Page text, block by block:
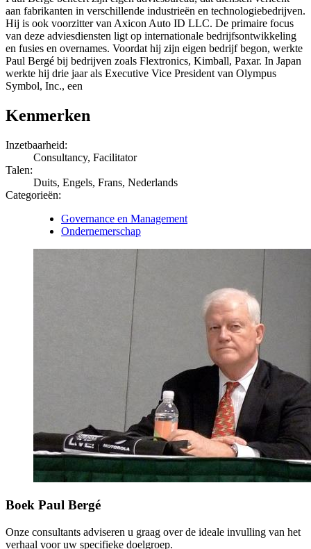
aan fabrikanten in verschillende industrieën en technologiebedrijven.
Hij is ook voorzitter van Axicon Auto ID LLC. De primaire focus
van deze adviesdiensten ligt op internationale bedrijfsontwikkeling
en fusies en overnames. Voordat hij zijn eigen bedrijf begon, werkte
Paul Bergé bij bedrijven zoals Flextronics, Kimball, Paxar. In Japan
werkte hij drie jaar als Executive Vice President van Olympus
Symbol, Inc., een
Kenmerken
Inzetbaarheid:
Consultancy, Facilitator
Talen:
Duits, Engels, Frans, Nederlands
Categorieën:
Governance en Management
Ondernemerschap
Boek Paul Bergé
Onze consultants adviseren u graag over de ideale invulling van het
verhaal voor uw specifieke doelgroep.